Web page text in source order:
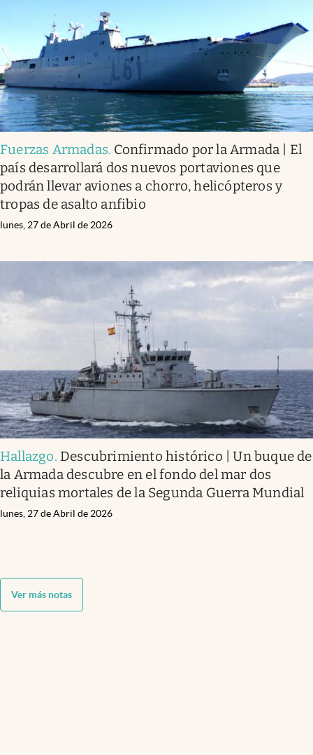
Fuerzas Armadas. Confirmado por la Armada | El
país desarrollará dos nuevos portaviones que
podrán llevar aviones a chorro, helicópteros y
tropas de asalto anfibio
lunes, 27 de Abril de 2026
Hallazgo. Descubrimiento histórico | Un buque de
la Armada descubre en el fondo del mar dos
reliquias mortales de la Segunda Guerra Mundial
lunes, 27 de Abril de 2026
Ver más notas